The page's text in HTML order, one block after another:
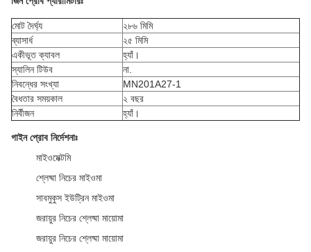
মোট দৈর্ঘ্য
২৮৬ মিমি
ব্যাসার্ধ
২৫ মিমি
একীভূত ক্যাবল
হ্যাঁ।
স্যালিন টিউব
না.
নিবন্ধের সংখ্যা
MN201A27-1
বৈধতার সময়কাল
২ বছর
নির্বীজন
হ্যাঁ।
গাইন প্রোব নির্দেশনাঃ
মাইওমেক্টমি
শ্লেষ্মা নিচের মাইওমা
সাবমুকুস ইউট্রিন মাইওমা
জরায়ুর নিচের শ্লেষ্মা মায়োমা
জরায়ুর নিচের শ্লেষ্মা মায়োমা